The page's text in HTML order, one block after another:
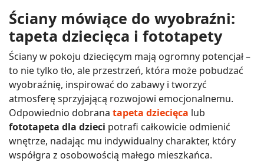
Ściany mówiące do wyobraźni:
tapeta dziecięca i fototapety
Ściany w pokoju dziecięcym mają ogromny potencjał –
to nie tylko tło, ale przestrzeń, która może pobudzać
wyobraźnię, inspirować do zabawy i tworzyć
atmosferę sprzyjającą rozwojowi emocjonalnemu.
Odpowiednio dobrana tapeta dziecięca lub
fototapeta dla dzieci potrafi całkowicie odmienić
wnętrze, nadając mu indywidualny charakter, który
współgra z osobowością małego mieszkańca.